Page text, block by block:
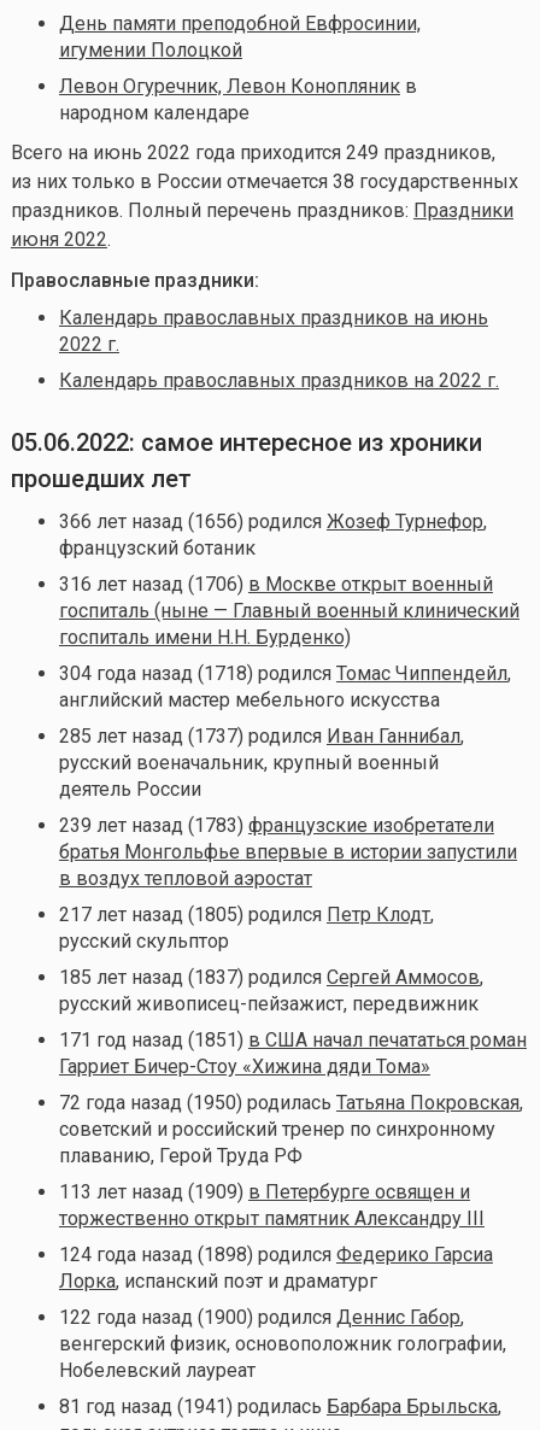
День памяти преподобной Евфросинии,
игумении Полоцкой
Левон Огуречник, Левон Конопляникв
народном календаре
Всего на июнь 2022 года приходится 249 праздников,
из них только в России отмечается 38 государственных
праздников. Полный перечень праздников: Праздники
июня 2022.
Православные праздники:
Календарь православных праздников на июнь
2022 г.
Календарь православных праздников на 2022 г.
05.06.2022: самое интересное из хроники
прошедших лет
366 лет назад (1656) родился Жозеф Турнефор,
французский ботаник
316 лет назад (1706) в Москве открыт военный
госпиталь (ныне — Главный военный клинический
госпиталь имени Н.Н. Бурденко)
304 года назад (1718) родился Томас Чиппендейл,
английский мастер мебельного искусства
285 лет назад (1737) родился Иван Ганнибал,
русский военачальник, крупный военный
деятель России
239 лет назад (1783) французские изобретатели
братья Монгольфье впервые в истории запустили
в воздух тепловой аэростат
217 лет назад (1805) родился Петр Клодт,
русский скульптор
185 лет назад (1837) родился Сергей Аммосов,
русский живописец-пейзажист, передвижник
171 год назад (1851) в США начал печататься роман
Гарриет Бичер-Стоу «Хижина дяди Тома»
72 года назад (1950) родилась Татьяна Покровская,
советский и российский тренер по синхронному
плаванию, Герой Труда РФ
113 лет назад (1909) в Петербурге освящен и
торжественно открыт памятник Александру III
124 года назад (1898) родился Федерико Гарсиа
Лорка, испанский поэт и драматург
122 года назад (1900) родился Деннис Габор,
венгерский физик, основоположник голографии,
Нобелевский лауреат
81 год назад (1941) родилась Барбара Брыльска,